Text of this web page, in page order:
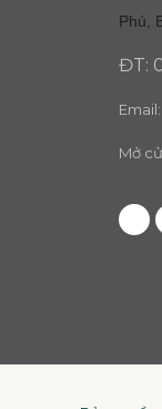
Phú,
ĐT:
Email:
Mở